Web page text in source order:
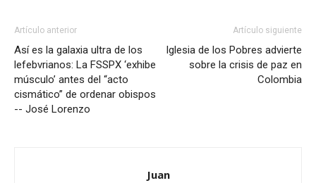
Artículo anterior
Así es la galaxia ultra de los
lefebvrianos: La FSSPX ‘exhibe
músculo’ antes del “acto
cismático” de ordenar obispos
-- José Lorenzo
Artículo siguiente
Iglesia de los Pobres advierte
sobre la crisis de paz en
Colombia
Juan